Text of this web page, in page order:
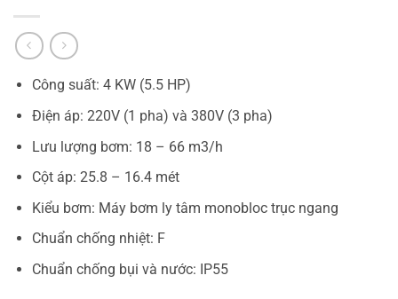
Công suất: 4 KW (5.5 HP)
Điện áp: 220V (1 pha) và 380V (3 pha)
Lưu lượng bơm: 18 – 66 m3/h
Cột áp: 25.8 – 16.4 mét
Kiểu bơm: Máy bơm ly tâm monobloc trục ngang
Chuẩn chống nhiệt: F
Chuẩn chống bụi và nước: IP55